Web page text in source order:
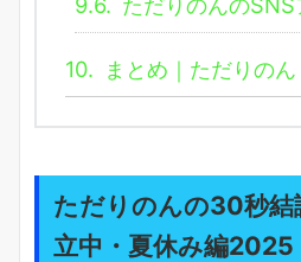
10. まとめ｜ただりの
ただりのんの30秒結
立中・夏休み編2025